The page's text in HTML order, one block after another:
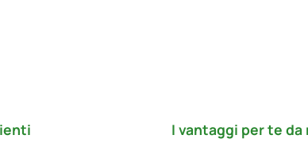
I vantaggi per te da